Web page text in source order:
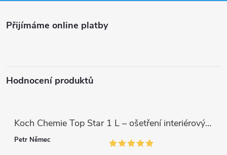
a
Přijímáme online platby
Hodnocení produktů
Koch Chemie Top Star 1 L – ošetření interiérových plastů, ochrana a matný vzhled
Petr Němec